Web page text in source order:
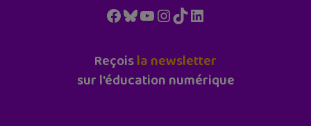
Facebook
Bluesky
YouTube
Instagram
TikTokLinkedIn
Reçoisla newsletter
sur l'éducation numérique